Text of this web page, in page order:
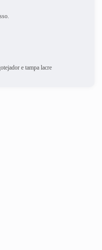
e tampa lacre